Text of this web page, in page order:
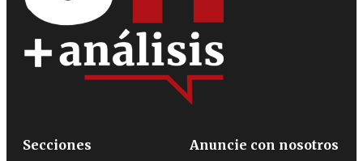
Secciones
Anuncie con nosotros